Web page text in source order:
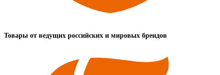
Товары от ведущих российских и мировых брендов